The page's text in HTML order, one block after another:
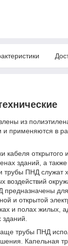
из
и применяются в
кабеля открытого
зданий, а также
трубы ПНД служат
воздействий
предназначены
и открытой
и полах жилых,
трубы ПНД
Капельная